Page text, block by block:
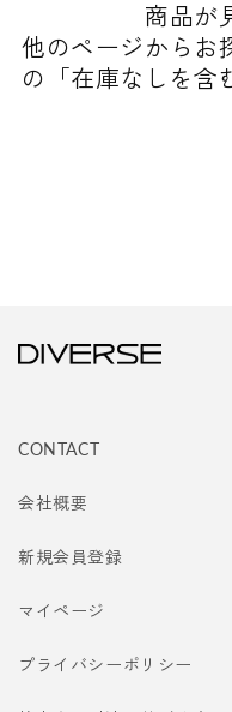
商品が
他のページからお
の「在庫なしを含
CONTACT
会社概要
新規会員登録
マイページ
プライバシーポリシー